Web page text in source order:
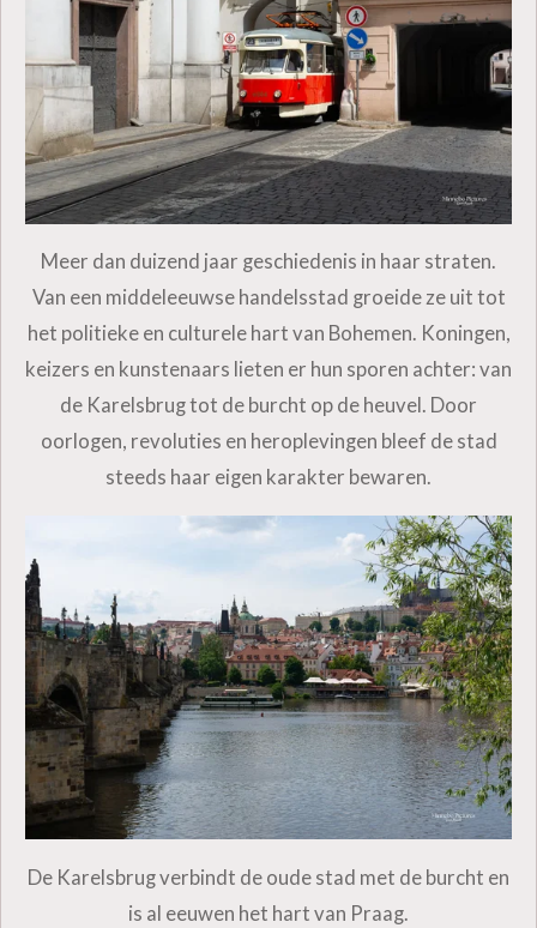
Meer dan duizend jaar geschiedenis in haar straten.
Van een middeleeuwse handelsstad groeide ze uit tot
het politieke en culturele hart van Bohemen. Koningen,
keizers en kunstenaars lieten er hun sporen achter: van
de Karelsbrug tot de burcht op de heuvel. Door
oorlogen, revoluties en heroplevingen bleef de stad
steeds haar eigen karakter bewaren.
De Karelsbrug verbindt de oude stad met de burcht en
is al eeuwen het hart van Praag.